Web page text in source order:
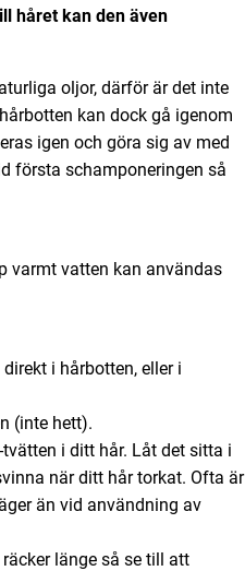
håret kan den även
oljor, därför är det inte
kan dock gå igenom
igen och göra sig av med
första schamponeringen så
varmt vatten kan användas
i hårbotten, eller i
(inte hett).
i ditt hår. Låt det sitta i
när ditt hår torkat. Ofta är
än vid användning av
länge så se till att